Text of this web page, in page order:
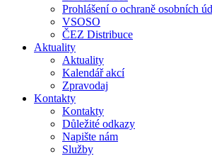
Prohlášení o ochraně osobních
VSOSO
ČEZ Distribuce
Aktuality
Aktuality
Kalendář akcí
Zpravodaj
Kontakty
Kontakty
Důležité odkazy
Napište nám
Služby